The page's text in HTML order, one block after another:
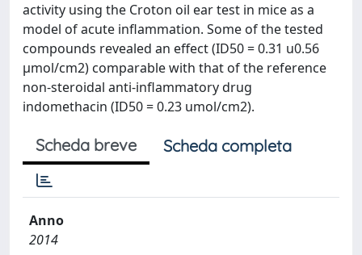
activity using the Croton oil ear test in mice as a
model of acute inflammation. Some of the tested
compounds revealed an effect (ID50 = 0.31 u0.56
μmol/cm2) comparable with that of the reference
non-steroidal anti-inflammatory drug
indomethacin (ID50 = 0.23 umol/cm2).
Scheda breve Scheda completa
Anno
2014